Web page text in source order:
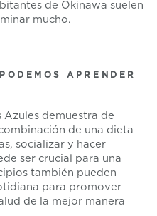
de Okinawa suelen
mucho.
APRENDER
Azules demuestra de
de una dieta
socializar y hacer
ser crucial para una
también pueden
para promover
de la mejor manera